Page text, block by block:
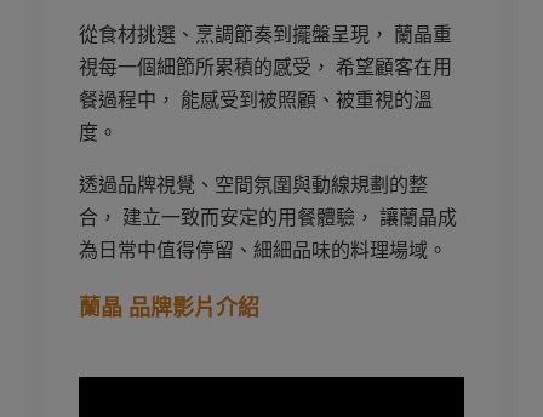
從食材挑選、烹調節奏到擺盤呈現， 蘭晶重
視每一個細節所累積的感受， 希望顧客在用
餐過程中， 能感受到被照顧、被重視的溫
度。
透過品牌視覺、空間氛圍與動線規劃的整
合， 建立一致而安定的用餐體驗， 讓蘭晶成
為日常中值得停留、細細品味的料理場域。
蘭晶 品牌影片介紹